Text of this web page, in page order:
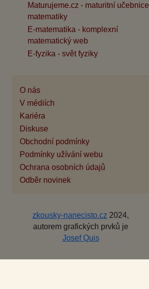
Maturujeme.cz - maturitní učebnice
matematiky
E-matematika - komplexní
matematický web
E-fyzika - svět fyziky
O nás
V médiích
Kariéra
Diskuse
Obchodní podmínky
Podmínky užívání webu
Ochrana osobních údajů
Odběr novinek
zkousky-nanecisto.cz 2024,
autorem grafických prvků je
Josef Quis